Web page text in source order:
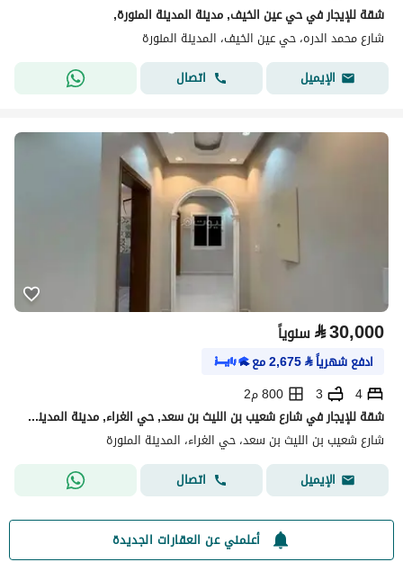
شقة للإيجار في حي عين الخيف, مدينة المدينة المنورة,
شارع محمد الدره، حي عين الخيف، المدينة المنورة
الإيميل
اتصال
⃁30,000 سنوياً
ادفع شهرياً⃁
2,675مع
4
3
800 م2
شقة للإيجار في شارع شعيب بن الليث بن سعد, حي الغراء, مدينة المدينة المنورة, منطقة المدينة المنورة
شارع شعيب بن الليث بن سعد، حي الغراء، المدينة المنورة
الإيميل
اتصال
أعلمني عن العقارات الجديدة